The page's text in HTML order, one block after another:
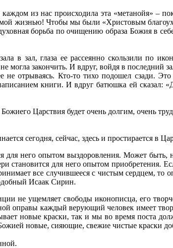
из нас происходила эта «метанойя» –
жизнью! Чтобы мы были «Христовым
борьба по очищению образа Божия в
в зал, глаза ее рассеянно скользили по
закончить. И вдруг, войдя в последний
отрываясь. Кто-то тихо подошел сзади.
книги. И вдруг батюшка ей сказал:
Царствия будет очень долгим, очень
сегодня, сейчас, здесь и простирается в
для него опытом выздоровления. Может быть,
становится для него опытом приобретения.
все случившееся с чистым сердцем, то
Исаак Сирин.
не ущемляет свободы иконописца, его
оправы каждый верующий человек имеет
новые краски, так и мы во время поста
новые, сияющие, свежие чистые краски